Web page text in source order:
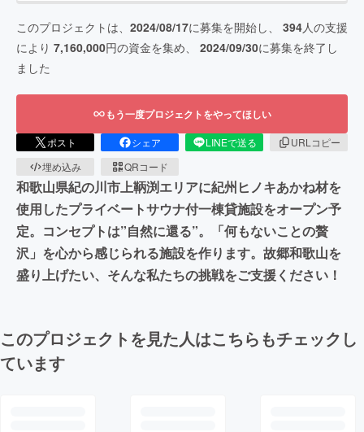
このプロジェクトは、 2024/08/17に募集を開始し、 394人の支援
により 7,160,000円の資金を集め、 2024/09/30に募集を終了し
ました
もう一度プロジェクトをやってほしい
ポスト シェア LINEで送る
URLコピー
埋め込み
QRコード
和歌山県紀の川市上鞆渕エリアに紀州ヒノキあかね材を
使用したプライベートサウナ付一棟貸施設をオープン予
定。コンセプトは”自然に還る”。「何もないことの贅
沢」を心から感じられる施設を作ります。故郷和歌山を
盛り上げたい、そんな私たちの挑戦をご支援ください！
このプロジェクトを見た人はこちらもチェックし
ています